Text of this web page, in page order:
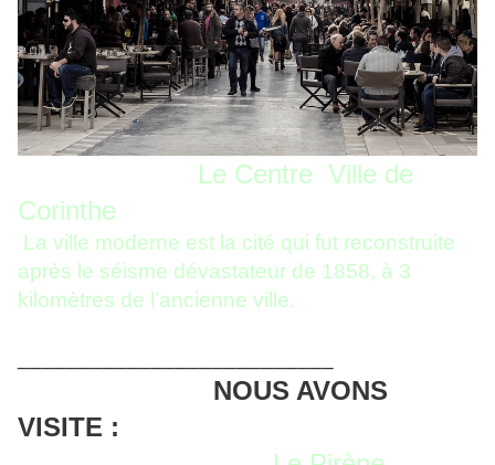
Le Centre Ville de
Corinthe
La ville moderne est la cité qui fut reconstruite
après le séisme dévastateur de 1858, à 3
kilomètres de l’ancienne ville.
NOUS AVONS
VISITE :